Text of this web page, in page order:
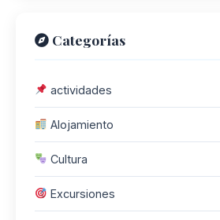
Categorías
actividades
Alojamiento
Cultura
Excursiones